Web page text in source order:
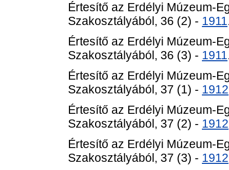
Értesítő az Erdélyi Múzeum-
Szakosztályából, 36 (2) - 1911
Értesítő az Erdélyi Múzeum-
Szakosztályából, 36 (3) - 1911
Értesítő az Erdélyi Múzeum-
Szakosztályából, 37 (1) - 1912
Értesítő az Erdélyi Múzeum-
Szakosztályából, 37 (2) - 1912
Értesítő az Erdélyi Múzeum-
Szakosztályából, 37 (3) - 1912